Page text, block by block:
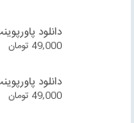
دانلود
49,000 تومان
دانلود
49,000 تومان